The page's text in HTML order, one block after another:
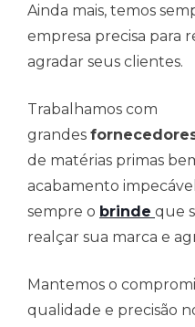
Ainda mais, temos
empresa precisa para
agradar seus clientes.
Trabalhamos com
grandes
de matérias primas
acabamento
sempre o brinde que
realçar sua marca e
Mantemos o
qualidade e precisão